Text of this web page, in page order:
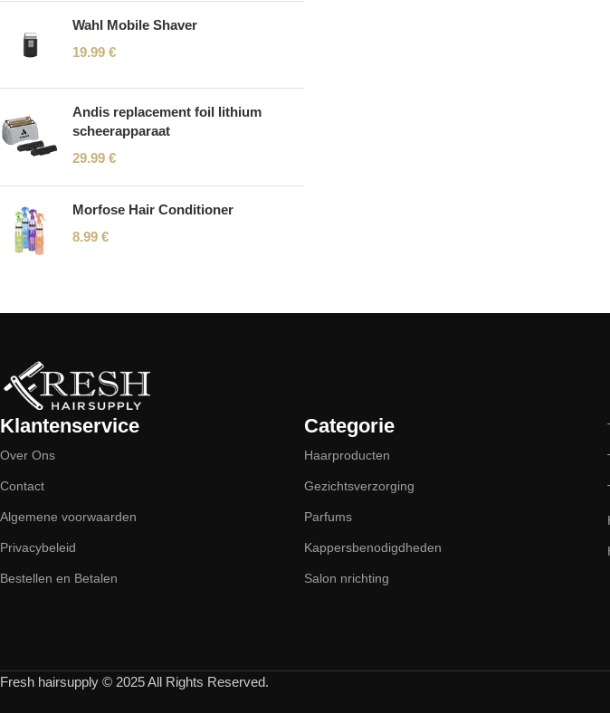
Wahl Mobile Shaver
19.99 €
Andis replacement foil lithium
scheerapparaat
29.99 €
Morfose Hair Conditioner
8.99 €
Klantenservice
Over Ons
Contact
Algemene voorwaarden
Privacybeleid
Bestellen en Betalen
Categorie
Haarproducten
Gezichtsverzorging
Parfums
Kappersbenodigdheden
Salon nrichting
Fresh hairsupply © 2025 All Rights Reserved.